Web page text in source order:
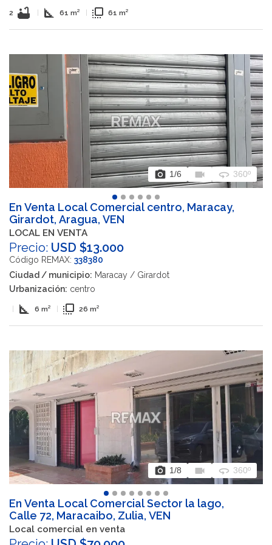
2 bathtub square_foot 61 m² flip_to_front 61 m²
photo_camera 1/6 videocam 360 360º
En Venta Local Comercial centro, Maracay,
Girardot, Aragua, VEN
LOCAL EN VENTA
Precio: USD $13.000
Código REMAX: 338380
Ciudad / municipio: Maracay / Girardot
Urbanización: centro
square_foot 6 m² flip_to_front 26 m²
photo_camera 1/8 videocam 360 360º
En Venta Local Comercial Sector la lago,
Calle 72, Maracaibo, Zulia, VEN
Local comercial en venta